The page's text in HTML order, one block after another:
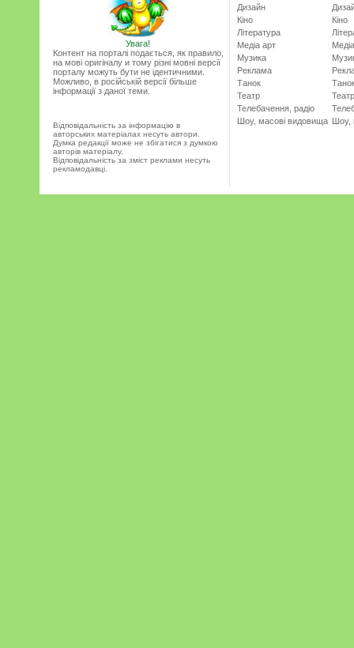
Увага!
Контент на порталі подається, як правило,
на мові оригіналу и тому різні мовні версії
порталу можуть бути не ідентичними.
Можливо, в російській версії більше
інформації з даної теми.
Відповідальність за інформацію в
авторських матеріалах несуть автори.
Думка редакції може не збігатися з думкою
авторів матеріалу.
Відповідальність за зміст реклами несуть
рекламодавці.
Дизайн
Кіно
Література
Медіа арт
Музика
Реклама
Танок
Театр
Телебачення, радіо
Шоу, масові видовища
Кіно
Театр
Шоу,